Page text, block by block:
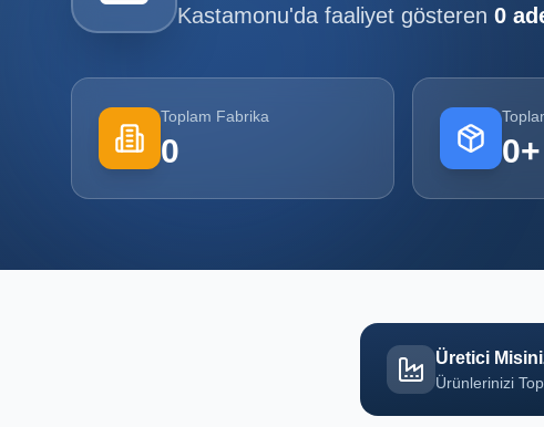
Kastamonu'da faaliyet gösteren 0
Toplam Fabrika
0 0+
Üretici
Ürünlerinizi